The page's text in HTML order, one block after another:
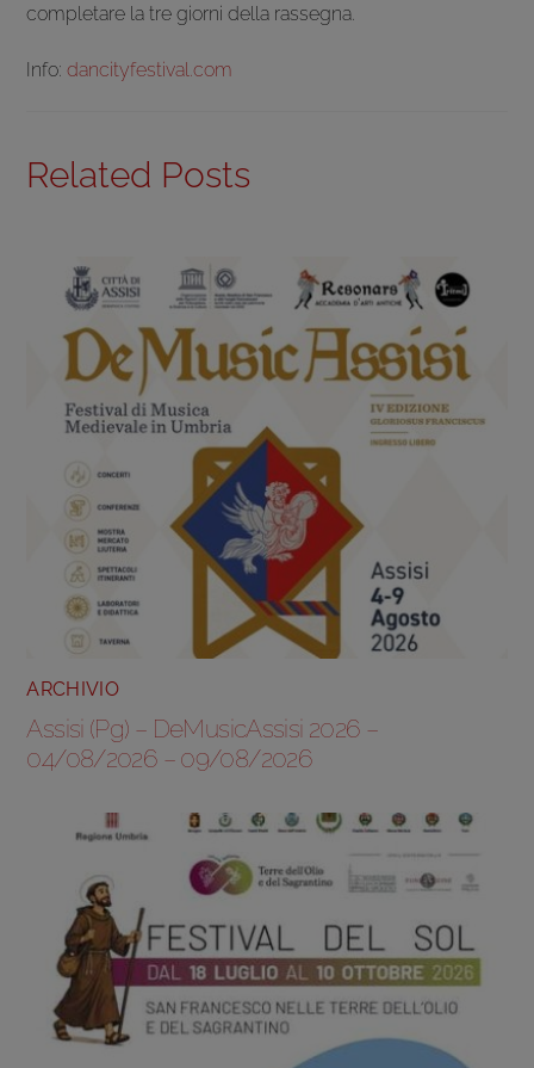
completare la tre giorni della rassegna.
Info:dancityfestival.com
Related Posts
ARCHIVIO
Assisi (Pg) – DeMusicAssisi 2026 –
04/08/2026 – 09/08/2026